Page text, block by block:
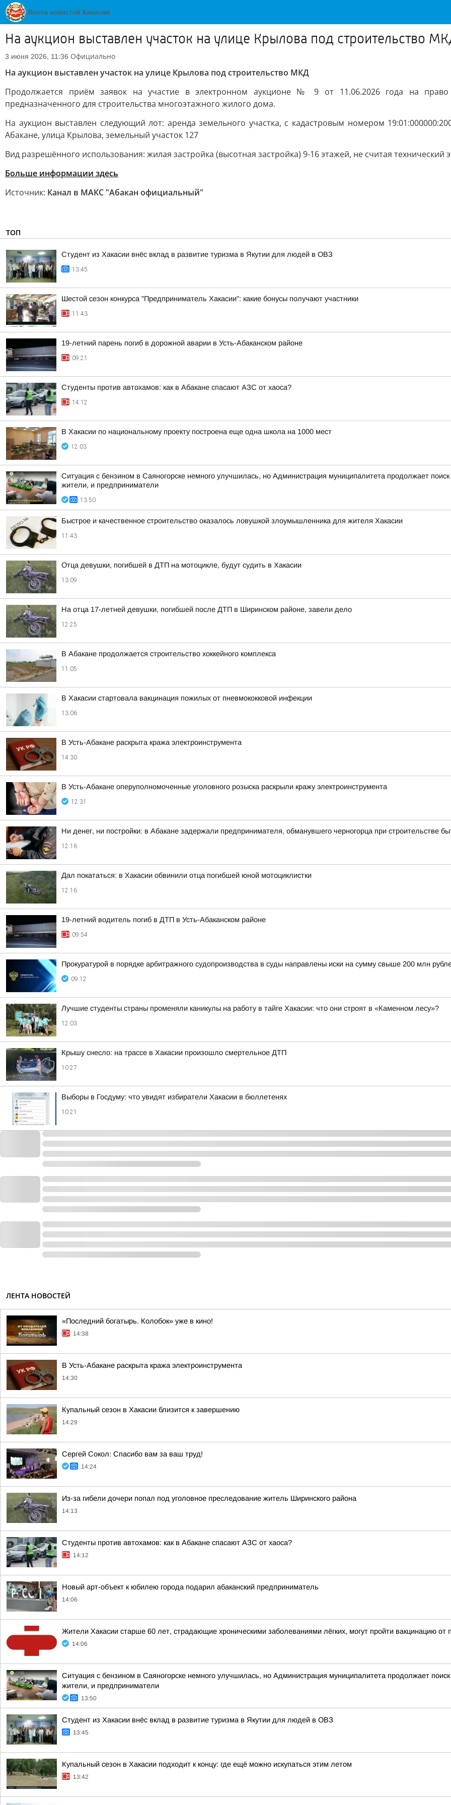
На аукцион выставлен участок на улице Крылова под строительство
3 июня 2026, 11:36 Официально
На аукцион выставлен участок на улице Крылова под строительство МКД
Продолжается приём заявок на участие в электронном аукционе № 9 от 11.06.2026 года на право
предназначенного для строительства многоэтажного жилого дома.
На аукцион выставлен следующий лот: аренда земельного участка, с кадастровым номером
Абакане, улица Крылова, земельный участок 127
Вид разрешённого использования: жилая застройка (высотная застройка) 9-16 этажей, не считая технический
Больше информации здесь
Источник: Канал в МАКС "Абакан официальный"
ТОП
Студент из Хакасии внёс вклад в развитие туризма в Якутии для людей в ОВЗ
13:45
Шестой сезон конкурса "Предприниматель Хакасии": какие бонусы получают участники
11:43
19-летний парень погиб в дорожной аварии в Усть-Абаканском районе
09:21
Студенты против автохамов: как в Абакане спасают АЗС от хаоса?
14:12
В Хакасии по национальному проекту построена еще одна школа на 1000 мест
12:03
Ситуация с бензином в Саяногорске немного улучшилась, но Администрация муниципалитета продолжает
жители, и предприниматели
13:50
Быстрое и качественное строительство оказалось ловушкой злоумышленника для жителя Хакасии
11:43
Отца девушки, погибшей в ДТП на мотоцикле, будут судить в Хакасии
13:09
На отца 17-летней девушки, погибшей после ДТП в Ширинском районе, завели дело
12:25
В Абакане продолжается строительство хоккейного комплекса
11:05
В Хакасии стартовала вакцинация пожилых от пневмококковой инфекции
13:06
В Усть-Абакане раскрыта кража электроинструмента
14:30
В Усть-Абакане оперуполномоченные уголовного розыска раскрыли кражу электроинструмента
12:31
Ни денег, ни постройки: в Абакане задержали предпринимателя, обманувшего черногорца при строительстве
12:16
Дал покататься: в Хакасии обвинили отца погибшей юной мотоциклистки
12:16
19-летний водитель погиб в ДТП в Усть-Абаканском районе
09:54
Прокуратурой в порядке арбитражного судопроизводства в суды направлены иски на сумму свыше 200 млн
09:12
Лучшие студенты страны променяли каникулы на работу в тайге Хакасии: что они строят в «Каменном лесу»?
12:03
Крышу снесло: на трассе в Хакасии произошло смертельное ДТП
10:27
Выборы в Госдуму: что увидят избиратели Хакасии в бюллетенях
10:21
ЛЕНТА НОВОСТЕЙ
«Последний богатырь. Колобок» уже в кино!
14:38
В Усть-Абакане раскрыта кража электроинструмента
14:30
Купальный сезон в Хакасии близится к завершению
14:29
Сергей Сокол: Спасибо вам за ваш труд!
14:24
Из-за гибели дочери попал под уголовное преследование житель Ширинского района
14:13
Студенты против автохамов: как в Абакане спасают АЗС от хаоса?
14:12
Новый арт-объект к юбилею города подарил абаканский предприниматель
14:06
Жители Хакасии старше 60 лет, страдающие хроническими заболеваниями лёгких, могут пройти вакцинацию от
14:06
Ситуация с бензином в Саяногорске немного улучшилась, но Администрация муниципалитета продолжает
жители, и предприниматели
13:50
Студент из Хакасии внёс вклад в развитие туризма в Якутии для людей в ОВЗ
13:45
Купальный сезон в Хакасии подходит к концу: где ещё можно искупаться этим летом
13:42